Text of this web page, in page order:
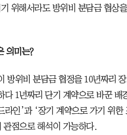
위해서라도 방위비 분담금 협상
의미는?
방위비 분담금 협정을 10년짜리
다 1년짜리 단기 계약으로 바꾼 배
라인’과 ‘장기 계약으로 가기 위한
관점으로 해석이 가능하다.